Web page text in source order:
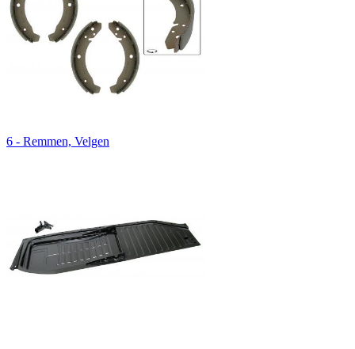
6 - Remmen, Velgen